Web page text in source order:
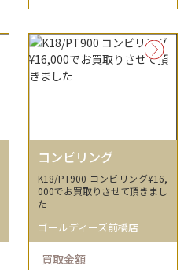
コンビリング
K18/PT900 コンビリング¥16,
000でお買取りさせて頂きまし
た
ゴールディーズ前橋店
買取金額